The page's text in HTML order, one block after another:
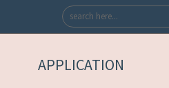
APPLICATION